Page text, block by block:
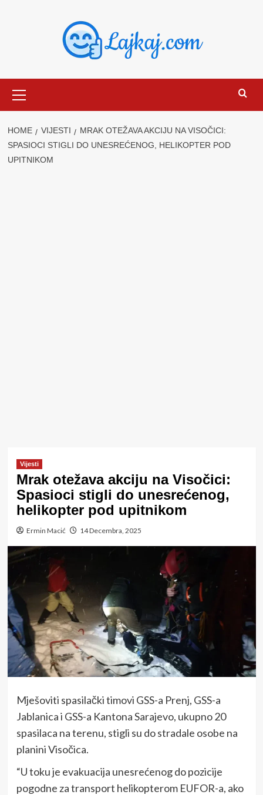
Menu
HOME VIJESTI
MRAK OTEŽAVA AKCIJU NA VISOČICI:
SPASIOCI STIGLI DO UNESREĆENOG, HELIKOPTER POD
UPITNIKOM
Vijesti
Mrak otežava akciju na Visočici:
Spasioci stigli do unesrećenog,
helikopter pod upitnikom
Ermin Macić 14 Decembra, 2025
Mješoviti spasilački timovi GSS-a Prenj, GSS-a
Jablanica i GSS-a Kantona Sarajevo, ukupno 20
spasilaca na terenu, stigli su do stradale osobe na
planini Visočica.
“U toku je evakuacija unesrećenog do pozicije
pogodne za transport helikopterom EUFOR-a, ako